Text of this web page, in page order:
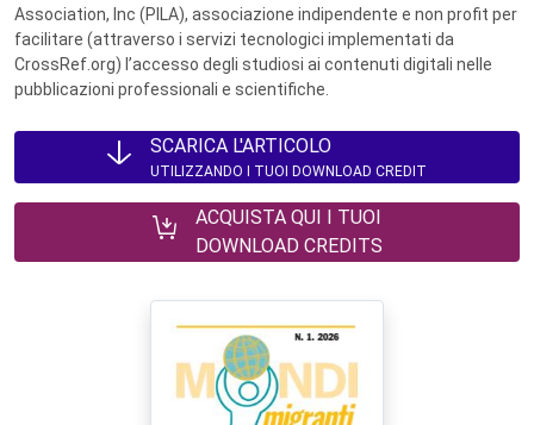
Association, Inc (PILA), associazione indipendente e non profit per
facilitare (attraverso i servizi tecnologici implementati da
CrossRef.org) l’accesso degli studiosi ai contenuti digitali nelle
pubblicazioni professionali e scientifiche.
SCARICA L'ARTICOLO
UTILIZZANDO I TUOI DOWNLOAD CREDIT
ACQUISTA QUI I TUOI
DOWNLOAD CREDITS